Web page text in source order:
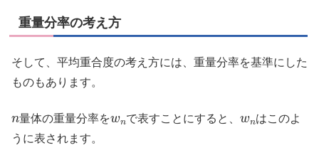
重量分率の考え方
そして、平均重合度の考え方には、重量分率を基準にした
ものもあります。
量体の重量分率を で表すことにすると、
はこのよ
うに表されます。